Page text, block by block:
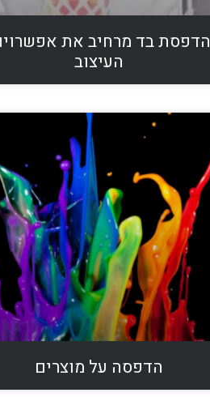
הדפסת בד מרחיב את
העיצוב
הדפסה על מוצרים